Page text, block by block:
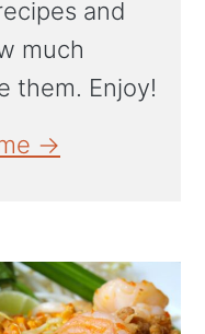
and
much
them. Enjoy!
→